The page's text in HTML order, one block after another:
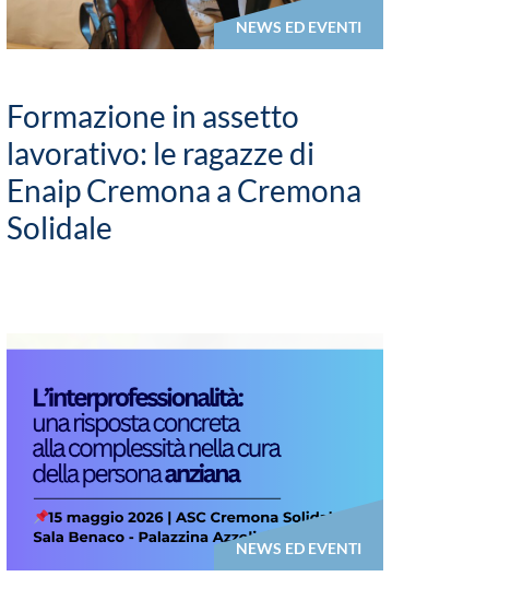
NEWS ED EVENTI
Formazione in assetto
lavorativo: le ragazze di
Enaip Cremona a Cremona
Solidale
NEWS ED EVENTI